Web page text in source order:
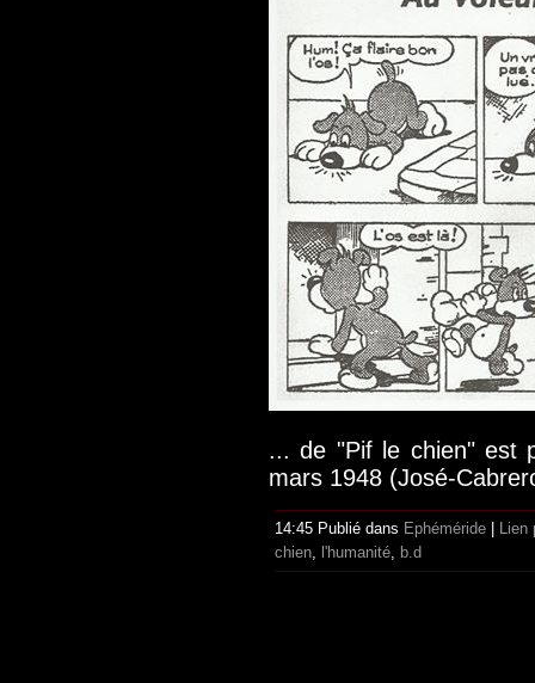
... de "Pif le chien" est
mars 1948 (José-
14:45 Publié dans Ephéméride
Lien
chien, l'humanité, b.d